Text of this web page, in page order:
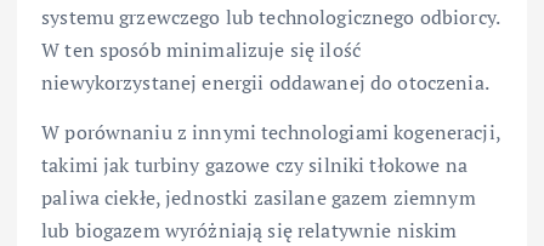
systemu grzewczego lub technologicznego odbiorcy.
W ten sposób minimalizuje się ilość
niewykorzystanej energii oddawanej do otoczenia.
W porównaniu z innymi technologiami kogeneracji,
takimi jak turbiny gazowe czy silniki tłokowe na
paliwa ciekłe, jednostki zasilane gazem ziemnym
lub biogazem wyróżniają się relatywnie niskim